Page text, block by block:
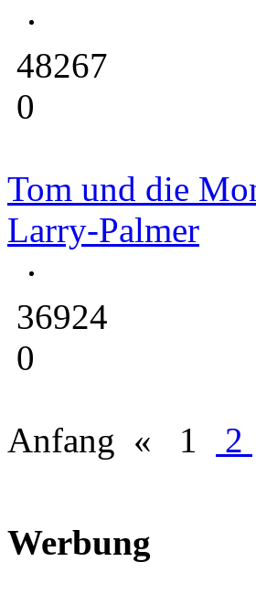
48267
0
Tom und die
Larry-Palmer
36924
0
Anfang « 1 2
Werbung